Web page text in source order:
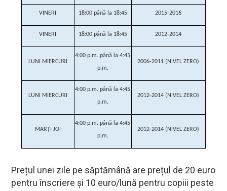
VINERI 18:00 până la 18:45 2015-2016
VINERI 18:00 până la 18:45 2012-2014
LUNI MIERCURI
4:00 p.m. până la 4:45
p.m.
2006-2011 (NIVEL ZERO)
LUNI MIERCURI
4:00 p.m. până la 4:45
p.m.
2012-2014 (NIVEL ZERO)
MARȚI JOI
4:00 p.m. până la 4:45
p.m.
2012-2014 (NIVEL ZERO)
Prețul unei zile pe săptămână are prețul de 20 euro
pentru înscriere și 10 euro/lună pentru copiii peste